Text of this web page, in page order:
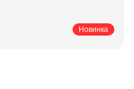
Новинка